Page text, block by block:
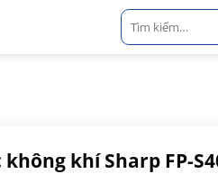
Tìm
kiếm:
khí Sharp FP-